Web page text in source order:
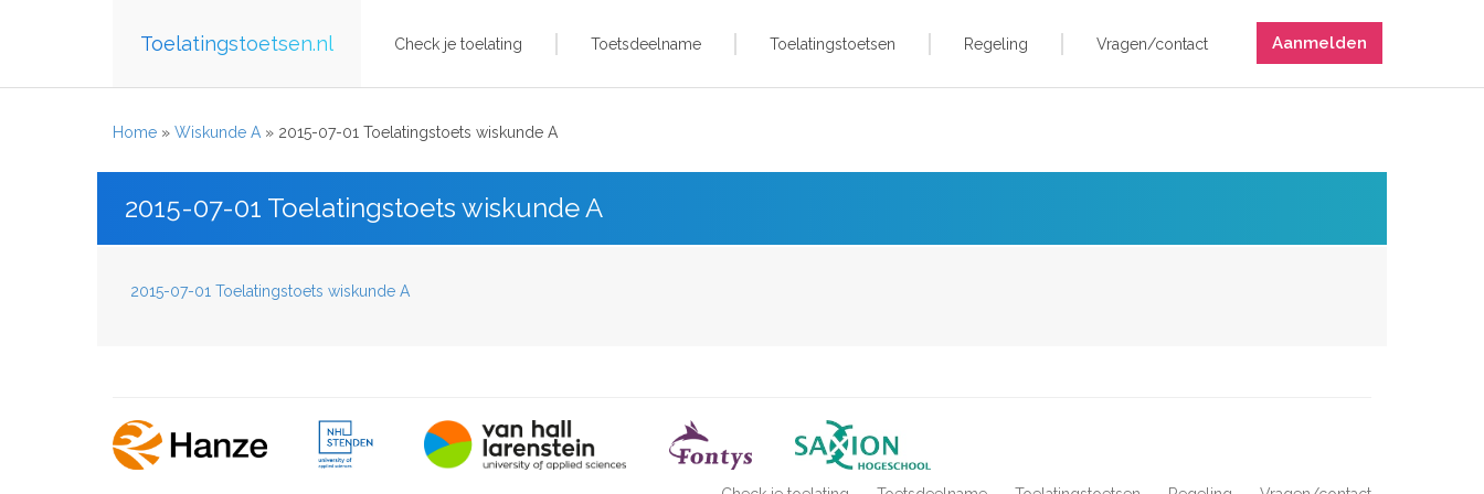
Toelatingstoetsen.nl Check je toelating Toetsdeelname Toelatingstoetsen Regeling Vragen/contact Aanmelden
Home » Wiskunde A » 2015-07-01 Toelatingstoets wiskunde A
2015-07-01 Toelatingstoets wiskunde A
2015-07-01 Toelatingstoets wiskunde A